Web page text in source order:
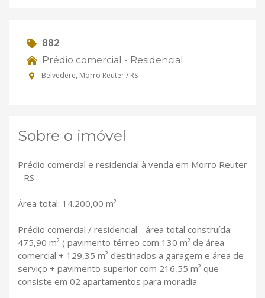
882
Prédio comercial - Residencial
Belvedere, Morro Reuter / RS
Sobre o imóvel
Prédio comercial e residencial à venda em Morro Reuter
- RS
Área total: 14.200,00 m²
Prédio comercial / residencial - área total construída:
475,90 m² ( pavimento térreo com 130 m² de área
comercial + 129,35 m² destinados a garagem e área de
serviço + pavimento superior com 216,55 m² que
consiste em 02 apartamentos para moradia.